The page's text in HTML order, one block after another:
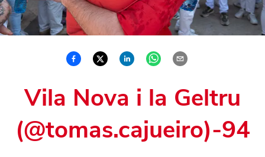
Vila Nova i la Geltru
(@tomas.cajueiro)-94